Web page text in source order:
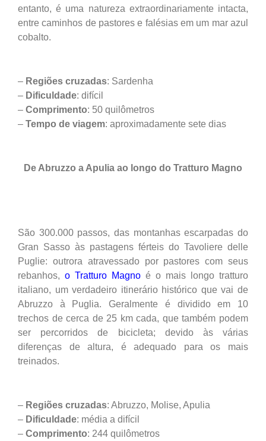
entanto, é uma natureza extraordinariamente intacta,
entre caminhos de pastores e falésias em um mar azul
cobalto.
– Regiões cruzadas: Sardenha
– Dificuldade: difícil
– Comprimento: 50 quilômetros
– Tempo de viagem: aproximadamente sete dias
De Abruzzo a Apulia ao longo do Tratturo Magno
São 300.000 passos, das montanhas escarpadas do
Gran Sasso às pastagens férteis do Tavoliere delle
Puglie: outrora atravessado por pastores com seus
rebanhos, o Tratturo Magno é o mais longo tratturo
italiano, um verdadeiro itinerário histórico que vai de
Abruzzo à Puglia. Geralmente é dividido em 10
trechos de cerca de 25 km cada, que também podem
ser percorridos de bicicleta; devido às várias
diferenças de altura, é adequado para os mais
treinados.
– Regiões cruzadas: Abruzzo, Molise, Apulia
– Dificuldade: média a difícil
– Comprimento: 244 quilômetros